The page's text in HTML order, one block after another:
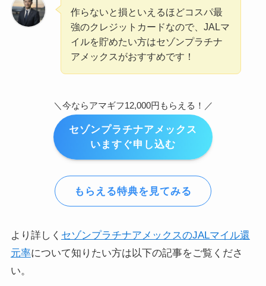
作らないと損といえるほどコスパ最
強のクレジットカードなので、JALマ
イルを貯めたい方はセゾンプラチナ
アメックスがおすすめです！
＼今ならアマギフ12,000円もらえる！／
セゾンプラチナアメックス
いますぐ申し込む
もらえる特典を見てみる
より詳しく セゾンプラチナアメックスのJALマイル還
元率について知りたい方は以下の記事をご覧くださ
い。